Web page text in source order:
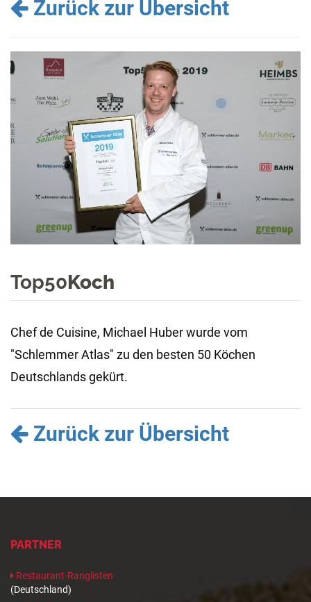
Zurück zur Übersicht
Top50Koch
Chef de Cuisine, Michael Huber wurde vom
"Schlemmer Atlas" zu den besten 50 Köchen
Deutschlands gekürt.
Zurück zur Übersicht
PARTNER
Restaurant-Ranglisten
(Deutschland)